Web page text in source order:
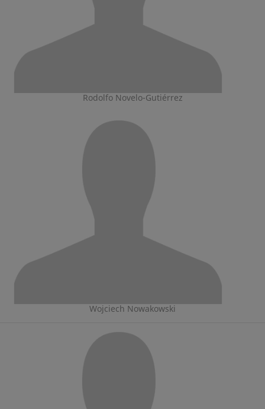
Rodolfo Novelo-Gutiérrez
Wojciech Nowakowski